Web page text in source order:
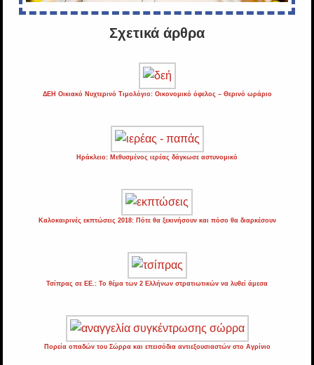
Σχετικά άρθρα
ΔΕΗ Οικιακό Νυχτερινό Τιμολόγιο: Οικονομικό όφελος – Θερινό ωράριο
Ηράκλειο: Μεθυσμένος ιερέας δάγκωσε αστυνομικό
Καλοκαιρινές εκπτώσεις 2018: Πότε θα ξεκινήσουν και πόσο θα διαρκέσουν
Τσίπρας σε ΕΕ.: Το θέμα των 2 Ελλήνων στρατιωτικών να λυθεί άμεσα
Πορεία οπαδών του Σώρρα και επεισόδια αντιεξουσιαστών στο Αγρίνιο